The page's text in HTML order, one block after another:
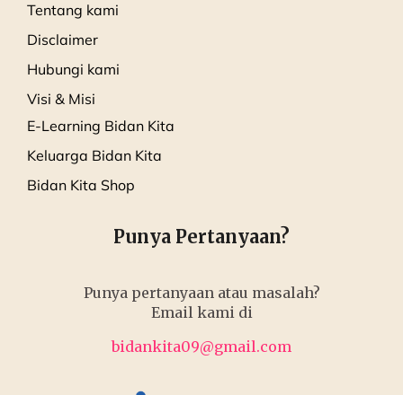
Tentang kami
Disclaimer
Hubungi kami
Visi & Misi
E-Learning Bidan Kita
Keluarga Bidan Kita
Bidan Kita Shop
Punya Pertanyaan?
Punya pertanyaan atau masalah?
Email kami di
bidankita09@gmail.com